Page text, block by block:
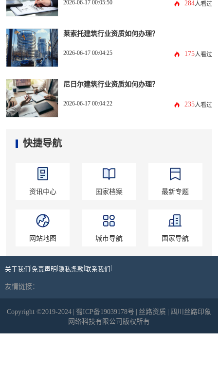
2026-06-17 00:05:50 284人看过
莱索托建筑行业资质如何办理？
2026-06-17 00:04:25 175人看过
尼日尔建筑行业资质如何办理？
2026-06-17 00:04:22 235人看过
快捷导航
资讯中心 国家档案 最新专题
网站地图 城市导航 国家导航
关于我们 免责声明 隐私条款 联系我们
友情链接：
Copyright ©2019-2024 蜀ICP备19039178号 丝路资质
四川丝路印象
网络科技有限公司版权所有